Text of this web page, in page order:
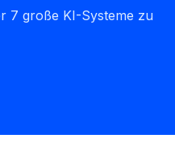
7 große KI-Systeme zu